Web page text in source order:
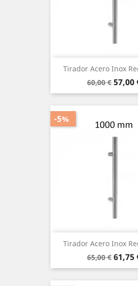
Tirador Acero Inox
Precio
base
60,00 € Precio
57,00
Tirador Acero Inox
Precio
base
65,00 € Precio
61,75
-5%